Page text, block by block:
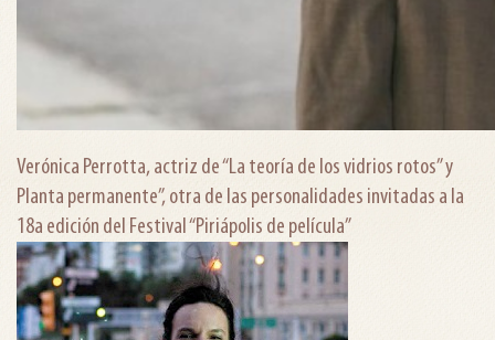
Verónica Perrotta, actriz de “La teoría de los vidrios rotos” y
Planta permanente”, otra de las personalidades invitadas a la
18a edición del Festival “Piriápolis de película”